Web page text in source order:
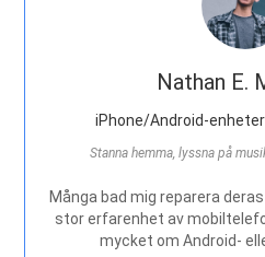
Nathan E.
iPhone/Android-
Stanna hemma, lyssna på
Många bad mig reparera
stor erfarenhet av
mycket om Android-